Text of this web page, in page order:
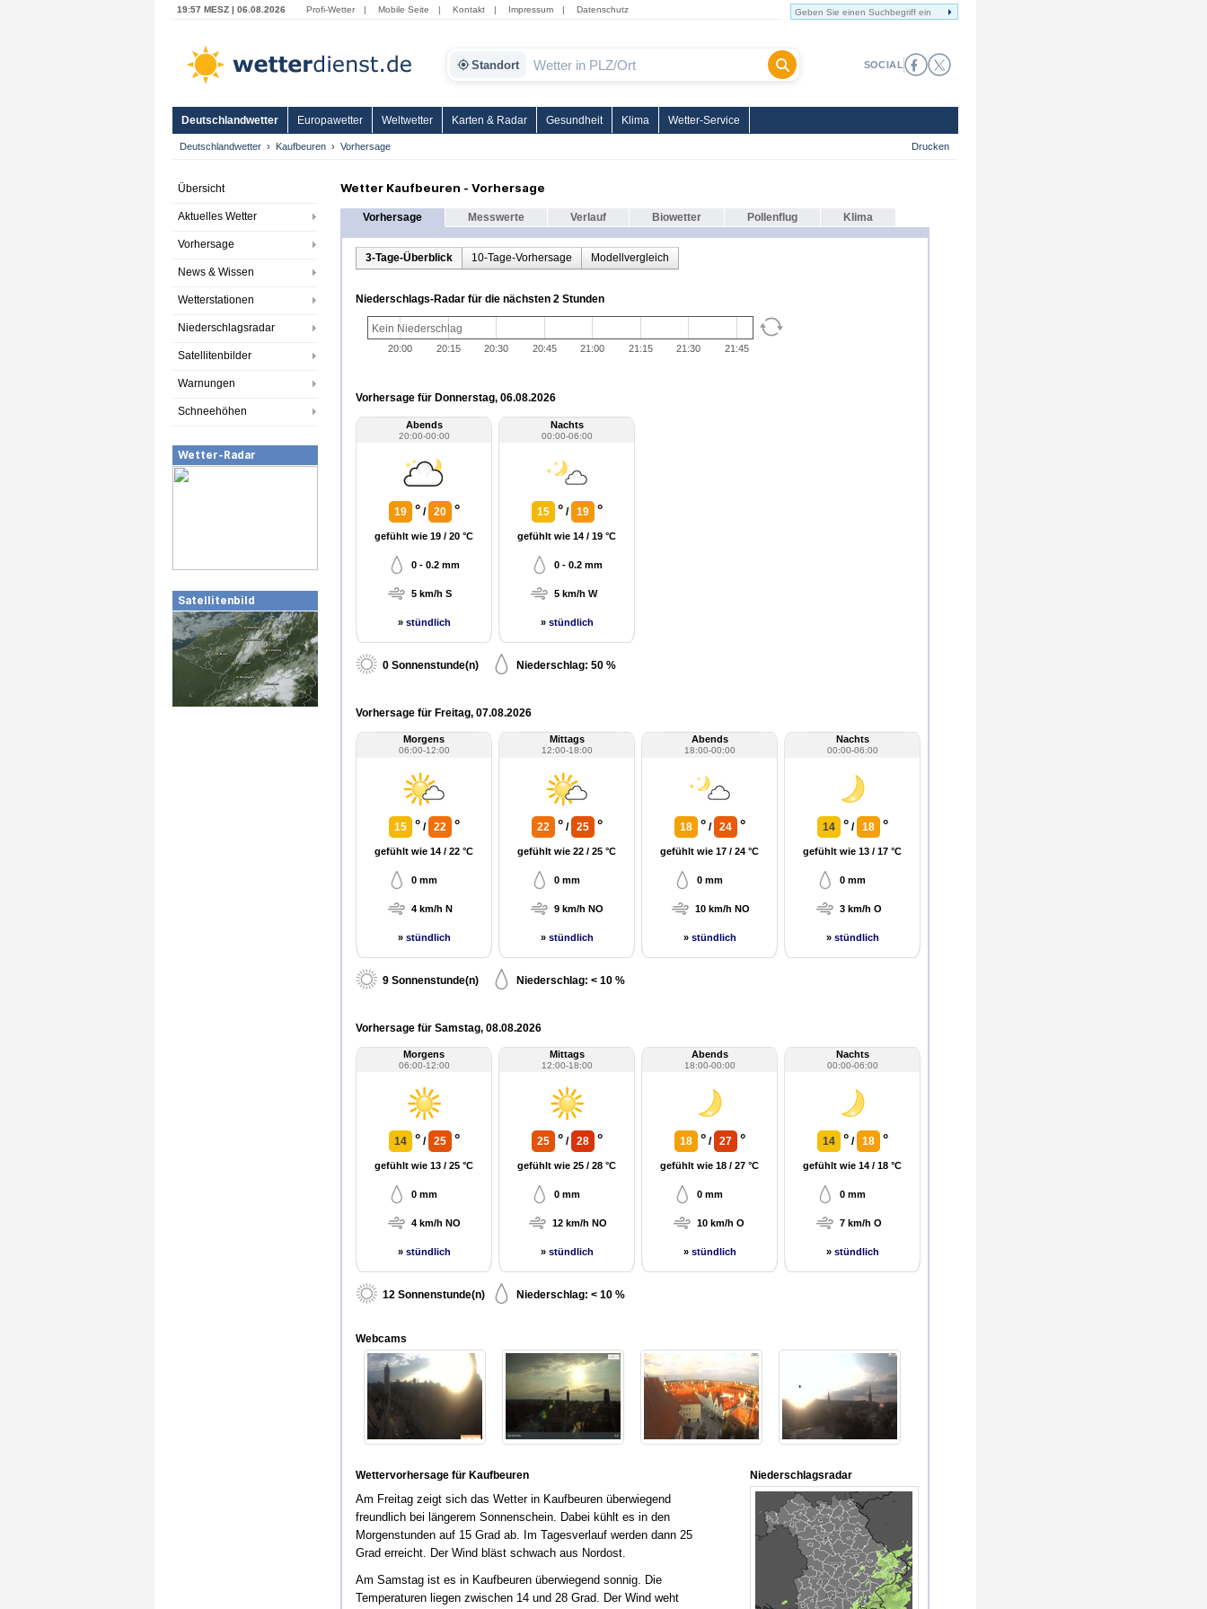
19:57 MESZ | 06.08.2026 Profi-Wetter | Mobile Seite | Kontakt | Impressum | Datenschutz
Standort SOCIAL
Deutschlandwetter Europawetter Weltwetter Karten & Radar Gesundheit Klima Wetter-Service
Deutschlandwetter Kaufbeuren Vorhersage Drucken
Übersicht
Aktuelles Wetter
Vorhersage
News & Wissen
Wetterstationen
Niederschlagsradar
Satellitenbilder
Warnungen
Schneehöhen
Wetter-Radar
Satellitenbild
Wetter Kaufbeuren - Vorhersage
Vorhersage Messwerte Verlauf Biowetter Pollenflug Klima
3-Tage-Überblick 10-Tage-Vorhersage Modellvergleich
Niederschlags-Radar für die nächsten 2 Stunden
20:00 20:15 20:30 20:45 21:00 21:15 21:30 21:45
Kein Niederschlag
Vorhersage für Donnerstag, 06.08.2026
Abends
20:00-00:00
19 °/ 20 °
gefühlt wie 19 / 20 °C
0 - 0.2 mm
5 km/h S
» stündlich
Nachts
00:00-06:00
15 °/ 19 °
gefühlt wie 14 / 19 °C
0 - 0.2 mm
5 km/h W
» stündlich
0 Sonnenstunde(n) Niederschlag: 50 %
Vorhersage für Freitag, 07.08.2026
Morgens
06:00-12:00
15 °/ 22 °
gefühlt wie 14 / 22 °C
0 mm
4 km/h N
» stündlich
Mittags
12:00-18:00
22 °/ 25 °
gefühlt wie 22 / 25 °C
0 mm
9 km/h NO
» stündlich
Abends
18:00-00:00
18 °/ 24 °
gefühlt wie 17 / 24 °C
0 mm
10 km/h NO
» stündlich
Nachts
00:00-06:00
14 °/ 18 °
gefühlt wie 13 / 17 °C
0 mm
3 km/h O
» stündlich
9 Sonnenstunde(n) Niederschlag: < 10 %
Vorhersage für Samstag, 08.08.2026
Morgens
06:00-12:00
14 °/ 25 °
gefühlt wie 13 / 25 °C
0 mm
4 km/h NO
» stündlich
Mittags
12:00-18:00
25 °/ 28 °
gefühlt wie 25 / 28 °C
0 mm
12 km/h NO
» stündlich
Abends
18:00-00:00
18 °/ 27 °
gefühlt wie 18 / 27 °C
0 mm
10 km/h O
» stündlich
Nachts
00:00-06:00
14 °/ 18 °
gefühlt wie 14 / 18 °C
0 mm
7 km/h O
» stündlich
12 Sonnenstunde(n) Niederschlag: < 10 %
Webcams
Wettervorhersage für Kaufbeuren
Am Freitag zeigt sich das Wetter in Kaufbeuren überwiegend
freundlich bei längerem Sonnenschein. Dabei kühlt es in den
Morgenstunden auf 15 Grad ab. Im Tagesverlauf werden dann 25
Grad erreicht. Der Wind bläst schwach aus Nordost.
Am Samstag ist es in Kaufbeuren überwiegend sonnig. Die
Temperaturen liegen zwischen 14 und 28 Grad. Der Wind weht
Niederschlagsradar